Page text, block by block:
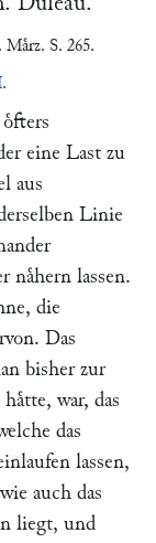
Maͤrz. S. 265.
.
eine Last zu
aus
Linie
naͤhern lassen.
die
Das
bisher zur
war, das
das
lassen,
auch das
liegt, und